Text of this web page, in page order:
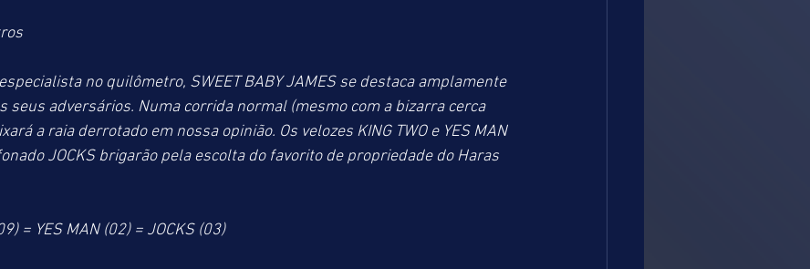
no quilômetro, SWEET BABY JAMES se destaca amplamente
seus adversários. Numa corrida normal (mesmo com a bizarra cerca
a raia derrotado em nossa opinião. Os velozes KING TWO e YES MAN
JOCKS brigarão pela escolta do favorito de propriedade do Haras
= YES MAN (02) = JOCKS (03)